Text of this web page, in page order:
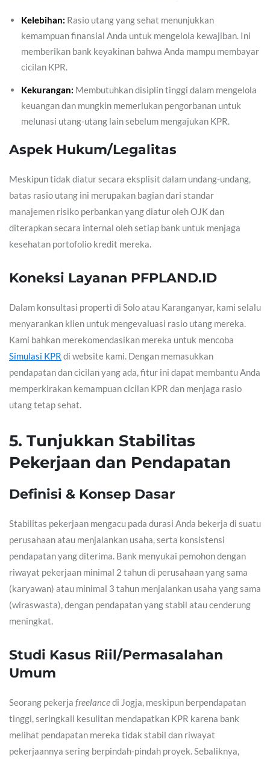
Kelebihan: Rasio utang yang sehat menunjukkan
kemampuan finansial Anda untuk mengelola kewajiban. Ini
memberikan bank keyakinan bahwa Anda mampu membayar
cicilan KPR.
Kekurangan: Membutuhkan disiplin tinggi dalam mengelola
keuangan dan mungkin memerlukan pengorbanan untuk
melunasi utang-utang lain sebelum mengajukan KPR.
Aspek Hukum/Legalitas
Meskipun tidak diatur secara eksplisit dalam undang-undang,
batas rasio utang ini merupakan bagian dari standar
manajemen risiko perbankan yang diatur oleh OJK dan
diterapkan secara internal oleh setiap bank untuk menjaga
kesehatan portofolio kredit mereka.
Koneksi Layanan PFPLAND.ID
Dalam konsultasi properti di Solo atau Karanganyar, kami selalu
menyarankan klien untuk mengevaluasi rasio utang mereka.
Kami bahkan merekomendasikan mereka untuk mencoba
Simulasi KPR di website kami. Dengan memasukkan
pendapatan dan cicilan yang ada, fitur ini dapat membantu Anda
memperkirakan kemampuan cicilan KPR dan menjaga rasio
utang tetap sehat.
5. Tunjukkan Stabilitas
Pekerjaan dan Pendapatan
Definisi & Konsep Dasar
Stabilitas pekerjaan mengacu pada durasi Anda bekerja di suatu
perusahaan atau menjalankan usaha, serta konsistensi
pendapatan yang diterima. Bank menyukai pemohon dengan
riwayat pekerjaan minimal 2 tahun di perusahaan yang sama
(karyawan) atau minimal 3 tahun menjalankan usaha yang sama
(wiraswasta), dengan pendapatan yang stabil atau cenderung
meningkat.
Studi Kasus Riil/Permasalahan
Umum
Seorang pekerja freelancedi Jogja, meskipun berpendapatan
tinggi, seringkali kesulitan mendapatkan KPR karena bank
melihat pendapatan mereka tidak stabil dan riwayat
pekerjaannya sering berpindah-pindah proyek. Sebaliknya,